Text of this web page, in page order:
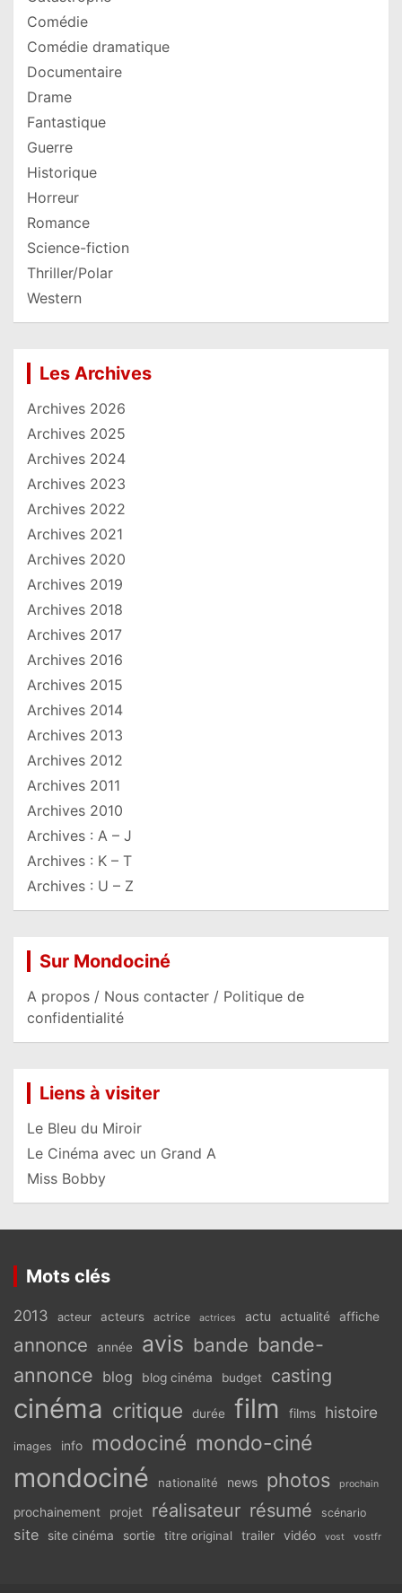
Comédie
Comédie dramatique
Documentaire
Drame
Fantastique
Guerre
Historique
Horreur
Romance
Science-fiction
Thriller/Polar
Western
Les Archives
Archives 2026
Archives 2025
Archives 2024
Archives 2023
Archives 2022
Archives 2021
Archives 2020
Archives 2019
Archives 2018
Archives 2017
Archives 2016
Archives 2015
Archives 2014
Archives 2013
Archives 2012
Archives 2011
Archives 2010
Archives : A – J
Archives : K – T
Archives : U – Z
Sur Mondociné
A propos / Nous contacter / Politique de
confidentialité
Liens à visiter
Le Bleu du Miroir
Le Cinéma avec un Grand A
Miss Bobby
Mots clés
2013 acteur acteurs actrice actrices actu actualité affiche
annonce année avis bande bande-
annonce blog blog cinéma budget casting
cinéma critique durée film films histoire
images info modociné mondo-ciné
mondociné nationalité news photos prochain
prochainement projet réalisateur résumé scénario
site site cinéma sortie titre original trailer vidéo vost vostfr